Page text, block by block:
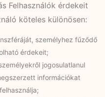
Felhasználók érdekeit
köteles különösen:
személyhez fűződő
érdekeit;
jogosulatlanul
információkat